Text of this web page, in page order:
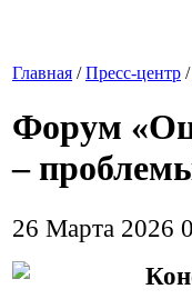
Главная /Пресс-центр /
Форум
–
26 Марта 2026